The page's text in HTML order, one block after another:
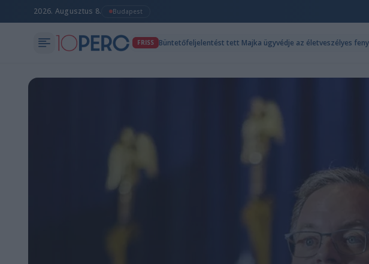
2026. Augusztus 8. Budapest
FRISS Büntetőfeljelentést tett Majka ügyvédje az életveszélyes